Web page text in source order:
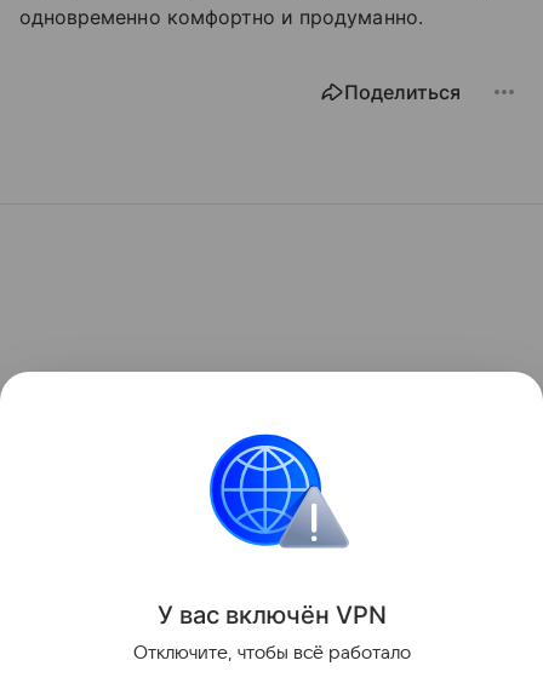
одновременно комфортно и продуманно.
Поделиться
У вас включён VPN
Отключите, чтобы всё работало